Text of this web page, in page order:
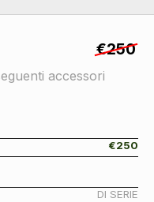
€250
accessori
€250
DI SERIE